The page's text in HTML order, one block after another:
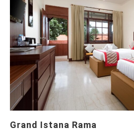
Grand Istana Rama